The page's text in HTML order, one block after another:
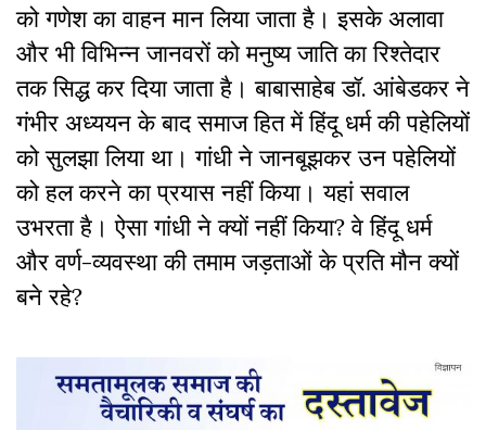
को गणेश का वाहन मान लिया जाता है। इसके अलावा
और भी विभिन्न जानवरों को मनुष्य जाति का रिश्तेदार
तक सिद्ध कर दिया जाता है। बाबासाहेब डॉ. आंबेडकर ने
गंभीर अध्ययन के बाद समाज हित में हिंदू धर्म की पहेलियों
को सुलझा लिया था। गांधी ने जानबूझकर उन पहेलियों
को हल करने का प्रयास नहीं किया। यहां सवाल
उभरता है। ऐसा गांधी ने क्यों नहीं किया? वे हिंदू धर्म
और वर्ण-व्यवस्था की तमाम जड़ताओं के प्रति मौन क्यों
बने रहे?